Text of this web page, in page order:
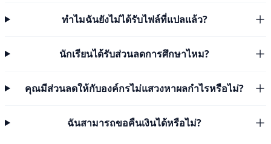
ทำไมฉันยังไม่ได้รับไฟล์ที่แปลแล้ว?
นักเรียนได้รับส่วนลดการศึกษาไหม?
คุณมีส่วนลดให้กับองค์กรไม่แสวงหาผลกำไรหรือไม่?
ฉันสามารถขอคืนเงินได้หรือไม่?